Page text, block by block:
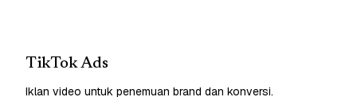
TikTok Ads
Iklan video untuk penemuan brand dan konversi.